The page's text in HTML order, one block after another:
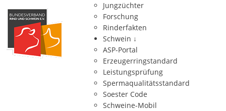
Jungzüchter
Forschung
Rinderfakten
Schwein ↓
ASP-Portal
Erzeugerringstandard
Leistungsprüfung
Spermaqualitätsstandard
Soester Code
Schweine-Mobil